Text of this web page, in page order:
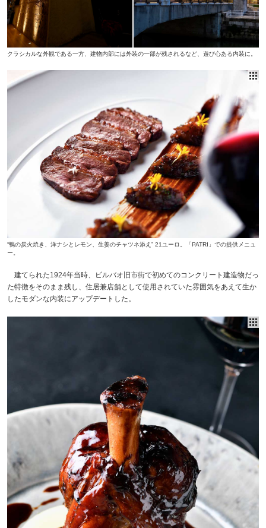
クラシカルな外観である一方、建物内部には外装の一部が残されるなど、遊び心ある内装に。
“鴨の炭火焼き、洋ナシとレモン、生姜のチャツネ添え” 21ユーロ。「PATRI」での提供メニュ
ー。
建てられた1924年当時、ビルバオ旧市街で初めてのコンクリート建造物だっ
た特徴をそのまま残し、住居兼店舗として使用されていた雰囲気をあえて生か
したモダンな内装にアップデートした。